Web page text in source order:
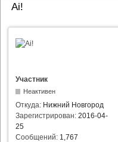
Ai!
Участник
Неактивен
Откуда: Нижний Новгород
Зарегистрирован: 2016-04-
25
Сообщений: 1,767